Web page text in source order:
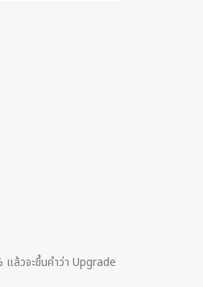
แล้วจะขึ้นคำว่า Upgrade